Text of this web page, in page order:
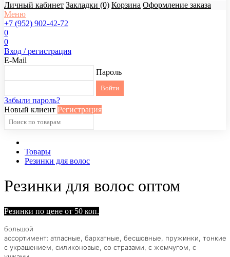
Личный кабинет Закладки (0) Корзина Оформление заказа
Меню
+7 (952) 902-42-72
0
0
Вход / регистрация
E-Mail
Пароль
Забыли пароль?
Новый клиент Регистрация
Товары
Резинки для волос
Резинки для волос оптом
Резинки по цене от 50 коп.
большой
ассортимент: атласные, бархатные, бесшовные, пружинки, тонкие
с украшением, силиконовые, со стразами, с жемчугом, с